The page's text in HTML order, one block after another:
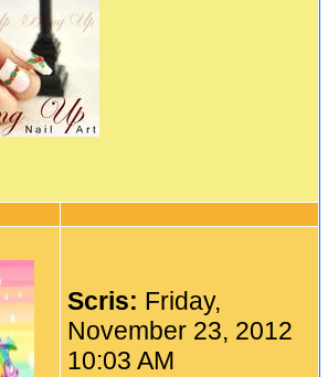
Scris: Friday,
November 23, 2012
10:03 AM